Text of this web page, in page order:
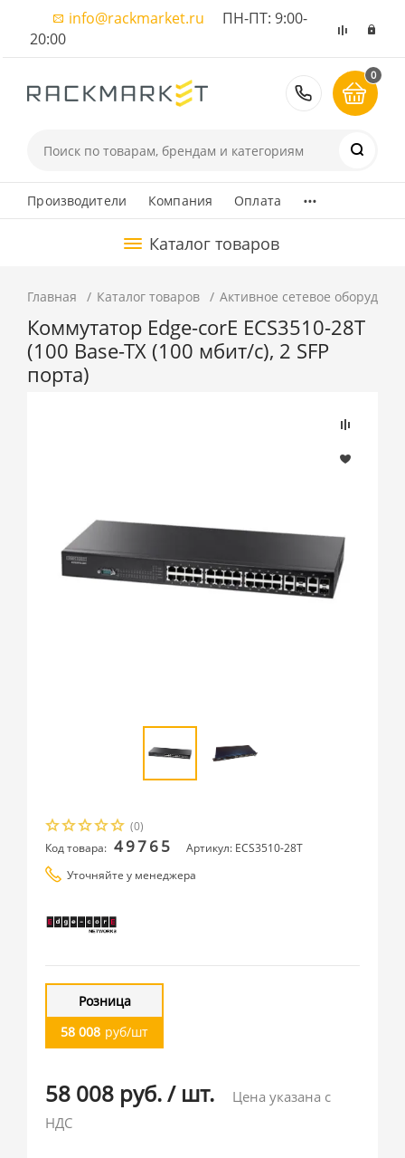
info@rackmarket.ru ПН-ПТ: 9:00-
20:00
8 (495)
0
Производители Компания Оплата ...
Каталог товаров
Главная Каталог товаров Активное сетевое
Коммутатор Edge-corE ECS3510-28T
(100 Base-TX (100 мбит/с), 2 SFP
порта)
(0)
Код товара: 49765
Артикул: ECS3510-28T
Уточняйте у менеджера
Розница
58 008 руб/шт
58 008 руб./ шт.
Цена указана с
НДС